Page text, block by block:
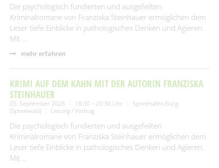
Die psychologisch fundierten und ausgefeilten
Kriminalromane von Franziska Steinhauer ermöglichen dem
Leser tiefe Einblicke in pathologisches Denken und Agieren.
Mit …
mehr erfahren
KRIMI AUF DEM KAHN MIT DER AUTORIN FRANZISKA
STEINHAUER
05. September 2026 18:30 – 20:30 Uhr
Spreehafen Burg
(Spreewald)
Lesung / Vortrag
Die psychologisch fundierten und ausgefeilten
Kriminalromane von Franziska Steinhauer ermöglichen dem
Leser tiefe Einblicke in pathologisches Denken und Agieren.
Mit …